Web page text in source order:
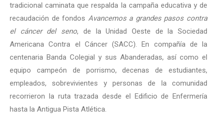
tradicional caminata que respalda la campaña educativa y de
recaudación de fondos Avancemos a grandes pasos contra
el cáncer del seno, de la Unidad Oeste de la Sociedad
Americana Contra el Cáncer (SACC). En compañía de la
centenaria Banda Colegial y sus Abanderadas, así como el
equipo campeón de porrismo, decenas de estudiantes,
empleados, sobrevivientes y personas de la comunidad
recorrieron la ruta trazada desde el Edificio de Enfermería
hasta la Antigua Pista Atlética.